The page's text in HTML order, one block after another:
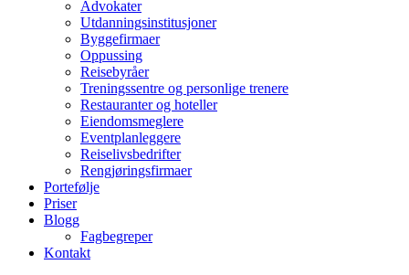
Advokater
Utdanningsinstitusjoner
Byggefirmaer
Oppussing
Reisebyråer
Treningssentre og personlige trenere
Restauranter og hoteller
Eiendomsmeglere
Eventplanleggere
Reiselivsbedrifter
Rengjøringsfirmaer
Portefølje
Priser
Blogg
Fagbegreper
Kontakt